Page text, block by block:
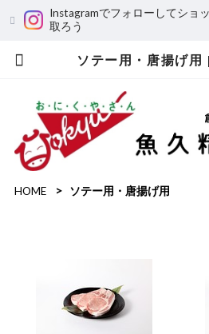
Instagramでフォローしてショ
取ろう
HOME ソテー用・唐揚げ用